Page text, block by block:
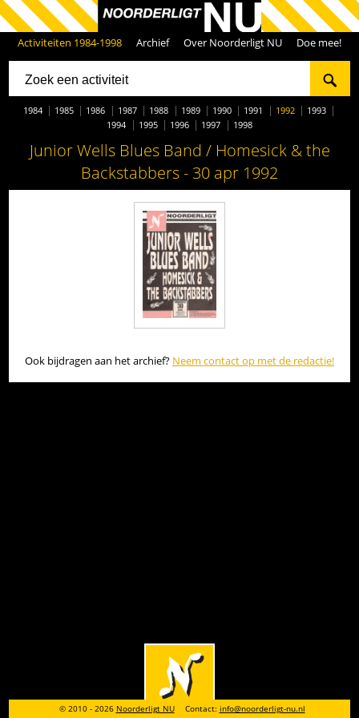
Activiteiten 1984-1998 Archief Over Noorderligt NU Doe mee!
1984 1985 1986 1987 1988 1989 1990 1991 1992
1993
1994
1995 1996 1997 1998
Junior Wells Blues Band / Homesick & the
Backstabbers - 30 apr 1992
Ook bijdragen aan het archief? Neem contact op met de redactie!
© 2010 - 2026 Noorderligt NU Contact: info@noorderligt-nu.nl